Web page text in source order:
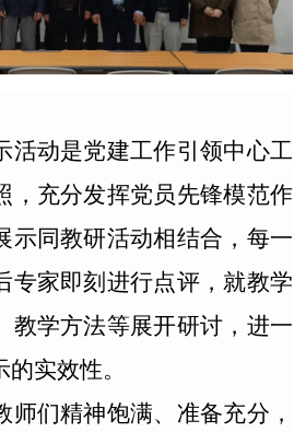
活动是党建工作引领中心工
，充分发挥党员先锋模范作
示同教研活动相结合，每一
专家即刻进行点评，就教学
教学方法等展开研讨，进一
实效性。
师们精神饱满、准备充分，